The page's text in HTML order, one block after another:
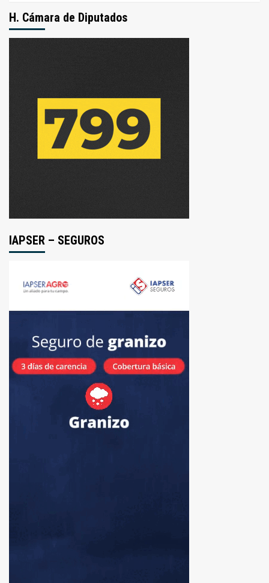
H. Cámara de Diputados
IAPSER – SEGUROS